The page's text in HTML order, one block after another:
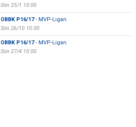
Sön 25/1 10:00
OBBK P16/17- MVP-Ligan
Sön 26/10 10:00
OBBK P16/17- MVP-Ligan
Sön 27/4 10:00